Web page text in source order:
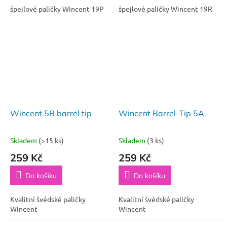
špejlové paličky Wincent 19P špejlové paličky Wincent 19R
Wincent 5B barrel tip
Skladem (>15 ks)
259 Kč
Do košíku
Kvalitní švédské paličky
Wincent
Wincent Barrel-Tip 5A
Skladem (3 ks)
259 Kč
Do košíku
Kvalitní švédské paličky
Wincent